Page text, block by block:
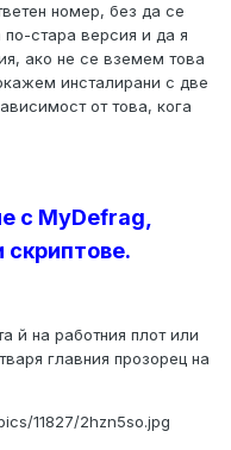
номер, без да се
стара версия и да я
ако не се вземем това
инсталирани с две
от това, кога
с MyDefrag,
й на работния плот или
главния прозорец на
11827/2hzn5so.jpg